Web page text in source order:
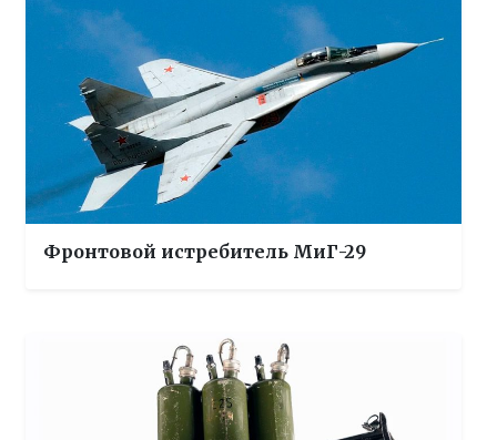
Фронтовой истребитель МиГ-29